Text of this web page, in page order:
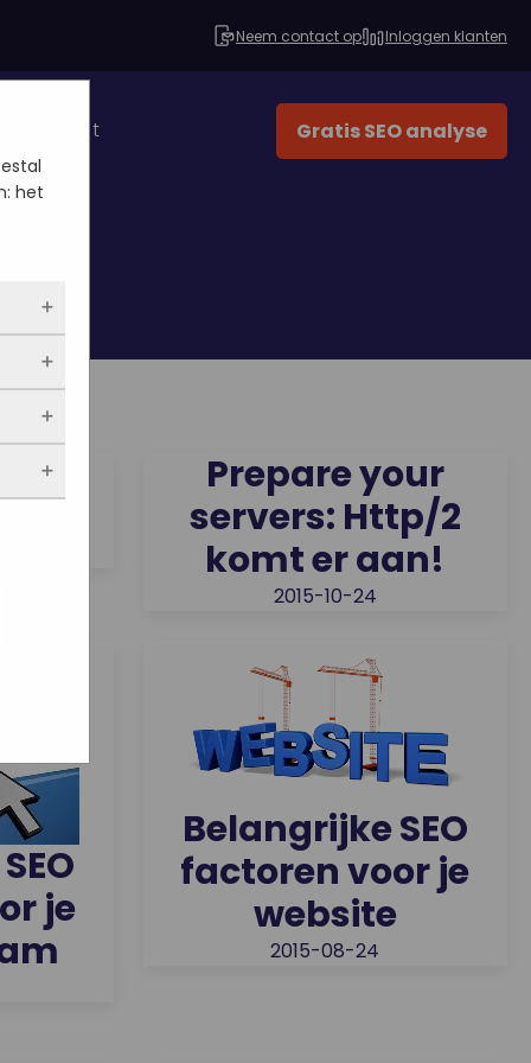
Neem contact op Inloggen klanten
Contact Gratis SEO analyse
Prepare your
servers: Http/2
komt er aan!
2015-10-24
je
Belangrijke SEO
factoren voor je
website
2015-08-24
het
niet
op